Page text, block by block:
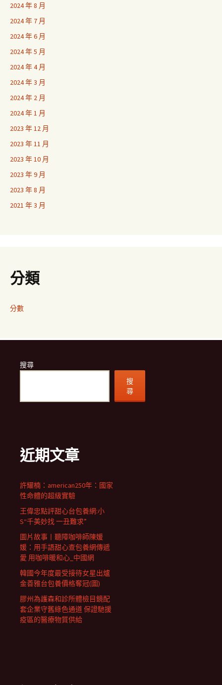
2024 年 8 月
2024 年 7 月
2024 年 6 月
2024 年 5 月
2024 年 4 月
2024 年 3 月
2024 年 2 月
2024 年 1 月
2023 年 12 月
2023 年 11 月
2023 年 10 月
2023 年 9 月
2023 年 8 月
2021 年 3 月
分類
分數
搜尋
搜
尋
近期文章
許耀楠：american250年：國家
性命體的超級實驗
王偉忠點評甜心台包養網:小
S“千美妙找 一丑難求”
圖片故事丨聽障咖啡師陳媛
媛：用手語甜心查包養網傳遞
愛 用咖啡暖和心_中國網
韓國今年度最受接待女星出爐
金善雅台包養價格奪冠(圖)
膠州為護森和診所體檢目鏡配
套企業守舊綠色通道 保證馳援
疫區的醫療物質供給